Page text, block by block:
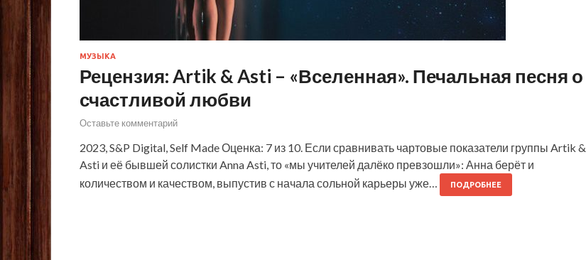
МУЗЫКА
Рецензия: Artik & Asti – «Вселенная». Печальная песня о
счастливой любви
Оставьте комментарий
2023, S&P Digital, Self Made Оценка: 7 из 10. Если сравнивать чартовые показатели группы Artik &
Asti и её бывшей солистки Anna Asti, то «мы учителей далёко превзошли»: Анна берёт и
количеством и качеством, выпустив с начала сольной карьеры уже…
ПОДРОБНЕЕ